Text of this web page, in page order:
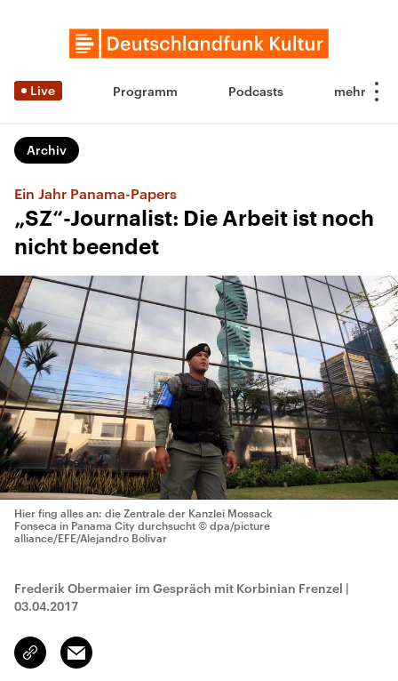
Live Programm Podcasts
Archiv
Ein Jahr Panama-Papers
„SZ“-Journalist: Die Arbeit ist noch
nicht beendet
Hier fing alles an: die Zentrale der Kanzlei Mossack
Fonseca in Panama City durchsucht © dpa/picture
alliance/EFE/Alejandro Bolivar
Frederik Obermaier im Gespräch mit Korbinian Frenzel |
03.04.2017
Link
kopieren/teilen
Email